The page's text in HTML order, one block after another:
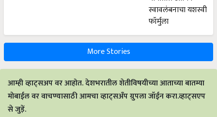
More Stories
आम्ही व्हाट्सअप वर आहोत. देशभरातील शेतीविषयीच्या आताच्या बातम्या
मोबाईल वर वाचण्यासाठी आमचा व्हाट्सअँप ग्रुपला जॉईन करा.व्हाट्सएप
से जुड़ें.